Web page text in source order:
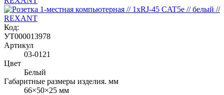
Код:
УТ000013978
Артикул
03-0121
Цвет
Белый
Габаритные размеры изделия. мм
66×50×25 мм